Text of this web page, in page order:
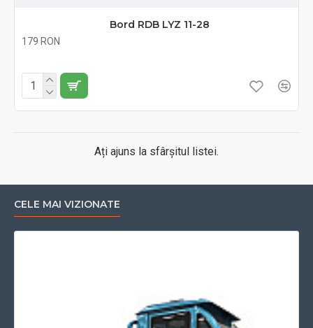
Bord RDB LYZ 11-28
179 RON
Ați ajuns la sfârșitul listei.
CELE MAI VIZIONATE